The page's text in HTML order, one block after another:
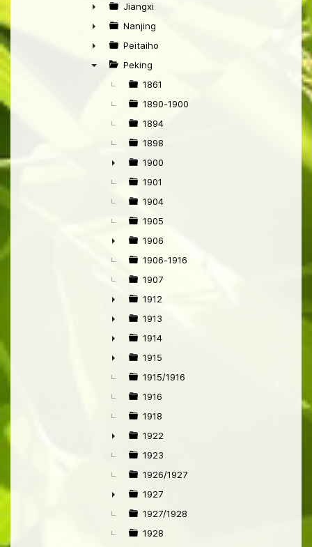
►
►
Jiangxi
►
Nanjing
►
Peitaiho
Peking
1861
1890-1900
1894
1898
►
1900
1901
1904
1905
►
1906
1906-1916
1907
►
1912
►
1913
►
1914
►
1915
1915/1916
1916
1918
►
1922
1923
1926/1927
►
1927
1927/1928
1928